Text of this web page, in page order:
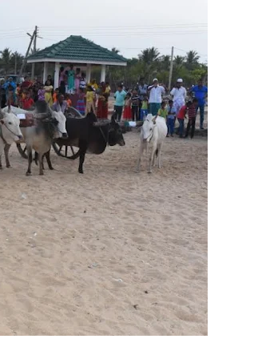
187 வழக்குகள் பதிவு, 23 மோட்டார்
குறுகியகால கற்கைநெறி ஆரம்பம்: பன்முகக்
நெல் வயல்களை துவம்சம் செய்த
3,397 பட்டதாரிகளுக்கு பட்டங்கள் –
ஏற்பாடுகள் தொடர்பாக அம்பாறை
நாபி எம். முஸ்னி பதவியேற்பு
அதிசயம்
முகாம்
டி20 பிளாஸ்ட் கிரிக்கெட் சுற்றுப்போட்டி